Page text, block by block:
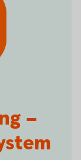
–